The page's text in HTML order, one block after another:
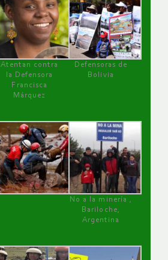
Atentan contra
la Defensora
Francisca
Márquez
Defensoras de
Bolivia
No a la minería ,
Bariloche,
Argentina